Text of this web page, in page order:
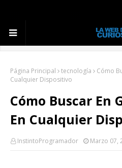
Página Principal tecnología
Cómo
Cualquier Dispositivo
Cómo Buscar En
En Cualquier
InstintoProgramador Marzo 07,